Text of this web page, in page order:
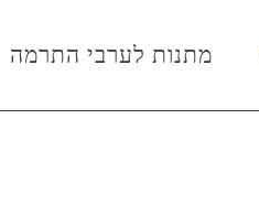
מתנות לערבי התרמה